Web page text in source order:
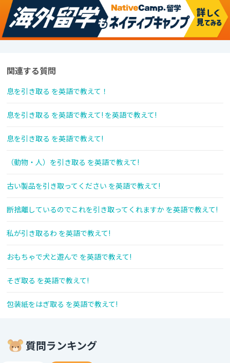
関連する質問
息を引き取る を英語で教えて！
息を引き取る を英語で教えて! を英語で教えて!
息を引き取る を英語で教えて!
（動物・人）を引き取る を英語で教えて!
古い製品を引き取ってください を英語で教えて!
断捨離しているのでこれを引き取ってくれますか を英語で教えて!
私が引き取るわ を英語で教えて!
おもちゃで犬と遊んで を英語で教えて!
そぎ取る を英語で教えて!
包装紙をはぎ取る を英語で教えて!
質問ランキング